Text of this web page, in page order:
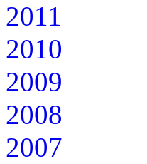
2011
2010
2009
2008
2007